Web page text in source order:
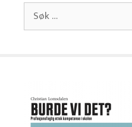
Søk
etter: